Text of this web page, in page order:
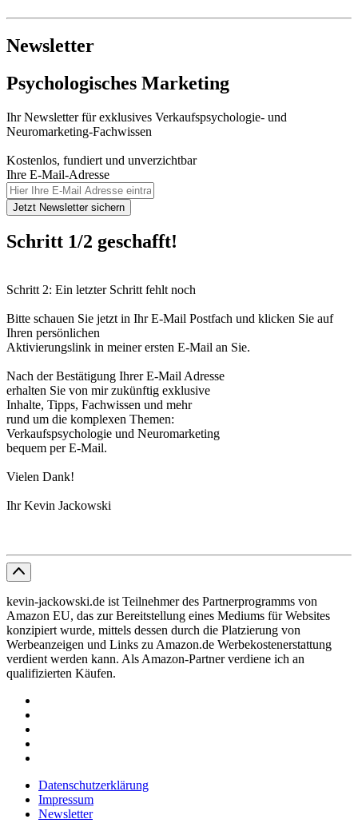
Newsletter
Psychologisches Marketing
Ihr Newsletter für exklusives Verkaufspsychologie- und
Neuromarketing-Fachwissen
Kostenlos, fundiert und unverzichtbar
Ihre E-Mail-Adresse
Jetzt Newsletter sichern
Schritt 1/2 geschafft!
Schritt 2: Ein letzter Schritt fehlt noch
Bitte schauen Sie jetzt in Ihr E-Mail Postfach und klicken Sie auf
Ihren persönlichen
Aktivierungslink in meiner ersten E-Mail an Sie.
Nach der Bestätigung Ihrer E-Mail Adresse
erhalten Sie von mir zukünftig exklusive
Inhalte, Tipps, Fachwissen und mehr
rund um die komplexen Themen:
Verkaufspsychologie und Neuromarketing
bequem per E-Mail.
Vielen Dank!
Ihr Kevin Jackowski
kevin-jackowski.de ist Teilnehmer des Partnerprogramms von
Amazon EU, das zur Bereitstellung eines Mediums für Websites
konzipiert wurde, mittels dessen durch die Platzierung von
Werbeanzeigen und Links zu Amazon.de Werbekostenerstattung
verdient werden kann. Als Amazon-Partner verdiene ich an
qualifizierten Käufen.
Datenschutzerklärung
Impressum
Newsletter